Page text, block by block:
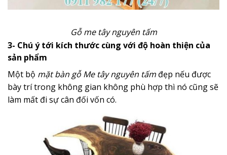
Gỗ me tây nguyên tấm
3- Chú ý tới kích thước cùng với độ hoàn thiện của
sản phẩm
Một bộ mặt bàn gỗ Me tây nguyên tấm đẹp nếu được
bày trí trong không gian không phù hợp thì nó cũng sẽ
làm mất đi sự cân đối vốn có.